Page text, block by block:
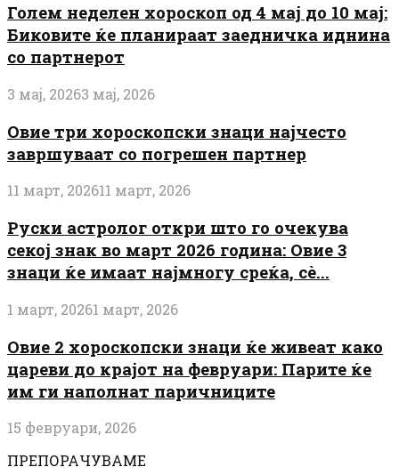
Голем неделен хороскоп од 4 мај до 10 мај:
Биковите ќе планираат заедничка иднина
со партнерот
3 мај, 20263 мај, 2026
Овие три хороскопски знаци најчесто
завршуваат со погрешен партнер
11 март, 202611 март, 2026
Руски астролог откри што го очекува
секој знак во март 2026 година: Овие 3
знаци ќе имаат најмногу среќа, сè...
1 март, 20261 март, 2026
Овие 2 хороскопски знаци ќе живеат како
цареви до крајот на февруари: Парите ќе
им ги наполнат паричниците
15 февруари, 2026
ПРЕПОРАЧУВАМЕ